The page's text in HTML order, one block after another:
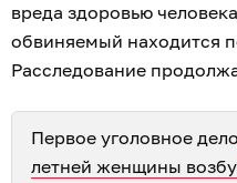
вреда здоровью
обвиняемый находится
Расследование
Первое уголовное дело
летней женщины